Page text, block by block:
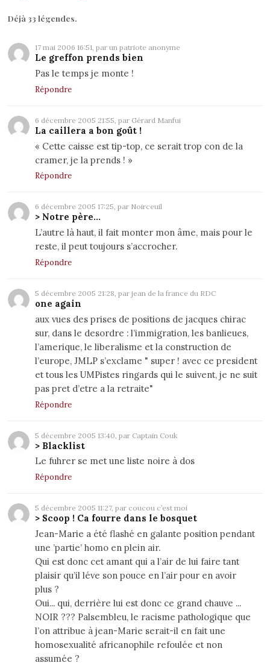
Déjà 33 légendes.
17 mai 2006 16:51, par un patriote anonyme
Le greffon prends bien
Pas le temps je monte !
Répondre
6 décembre 2005 21:55, par Gérard Manfui
La caillera a bon goût !
« Cette caisse est tip-top, ce serait trop con de la
cramer, je la prends ! »
Répondre
6 décembre 2005 17:25, par Noirceuil
> Notre père...
L’autre là haut, il fait monter mon âme, mais pour le
reste, il peut toujours s’accrocher.
Répondre
5 décembre 2005 21:28, par jean de la france du RDC
one again
aux vues des prises de positions de jacques chirac
sur, dans le desordre : l’immigration, les banlieues,
l’amerique, le liberalisme et la construction de
l’europe, JMLP s’exclame " super ! avec ce president
et tous les UMPistes ringards qui le suivent, je ne suit
pas pret d’etre a la retraite"
Répondre
5 décembre 2005 13:40, par Captain Couk
> Blacklist
Le fuhrer se met une liste noire à dos
Répondre
5 décembre 2005 11:27, par coucou c’est moi
> Scoop ! Ca fourre dans le bosquet
Jean-Marie a été flashé en galante position pendant
une ’partie’ homo en plein air.
Qui est donc cet amant qui a l’air de lui faire tant
plaisir qu’il léve son pouce en l’air pour en avoir
plus ?
Oui... qui, derrière lui est donc ce grand chauve ...
NOIR ??? Palsembleu, le racisme pathologique que
l’on attribue à jean-Marie serait-il en fait une
homosexualité africanophile refoulée et non
assumée ?